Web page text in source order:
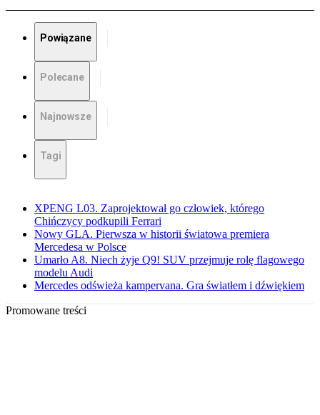
Powiązane
Polecane
Najnowsze
Tagi
XPENG L03. Zaprojektował go człowiek, którego
Chińczycy podkupili Ferrari
Nowy GLA. Pierwsza w historii światowa premiera
Mercedesa w Polsce
Umarło A8. Niech żyje Q9! SUV przejmuje rolę flagowego
modelu Audi
Mercedes odświeża kampervana. Gra światłem i dźwiękiem
Promowane treści